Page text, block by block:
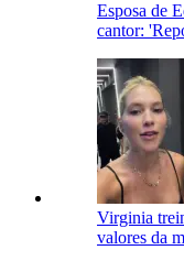
Esposa de
cantor:
Virginia
valores da